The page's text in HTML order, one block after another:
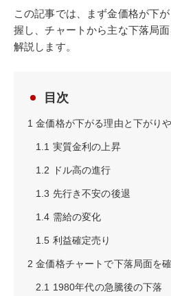
この記事では、まず金価格が下
握し、チャートから主な下落局
解説します。
目次
1 金価格が下がる理由と下がり
1.1 実質金利の上昇
1.2 ドル高の進行
1.3 先行き不安の後退
1.4 需給の変化
1.5 利益確定売り
2 金価格チャートで下落局面を
2.1 1980年代の急騰後の下落